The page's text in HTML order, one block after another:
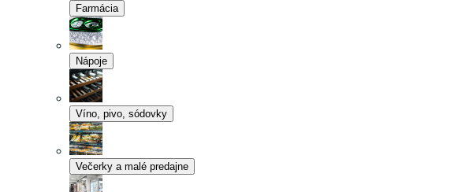
Farmácia
Nápoje
Víno, pivo, sódovky
Večerky a malé predajne